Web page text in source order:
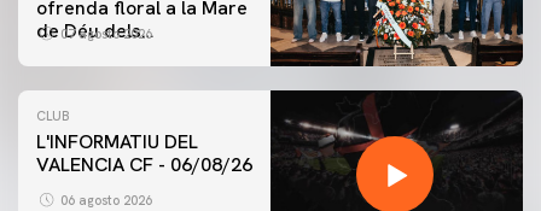
ofrenda floral a la Mare
de Déu dels
07 agosto 2026
CLUB
L'INFORMATIU DEL
VALENCIA CF - 06/08/26
06 agosto 2026